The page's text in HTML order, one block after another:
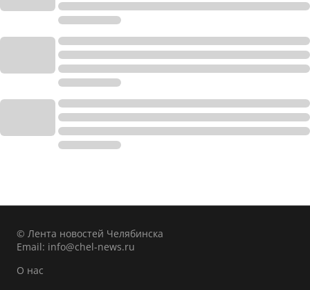
© Лента новостей Челябинска
Email: info@chel-news.ru
О нас